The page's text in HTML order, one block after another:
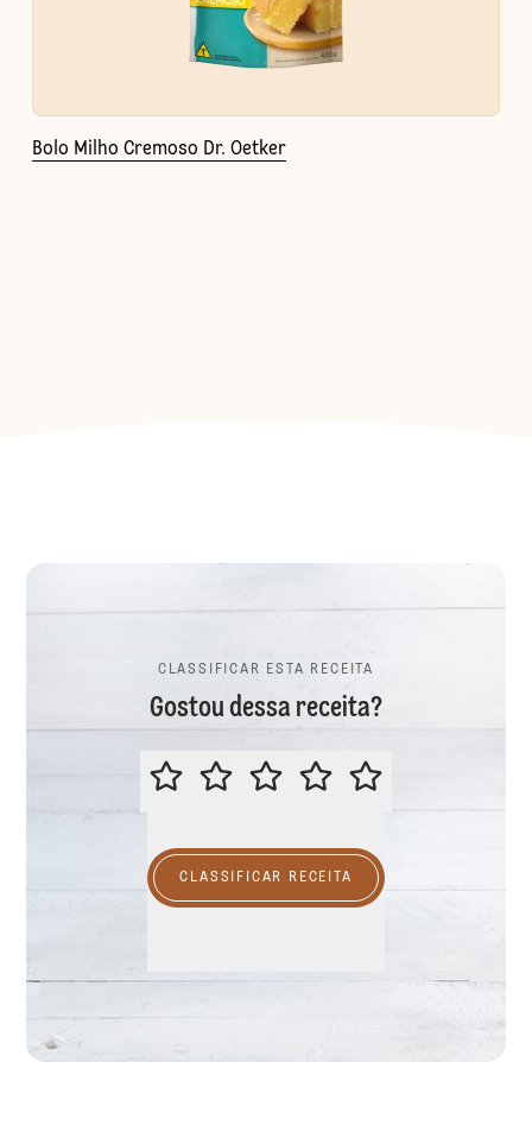
Bolo Milho Cremoso Dr. Oetker
CLASSIFICAR ESTA RECEITA
Gostou dessa receita?
CLASSIFICAR ESTA RECEITA
CLASSIFICAR RECEITA